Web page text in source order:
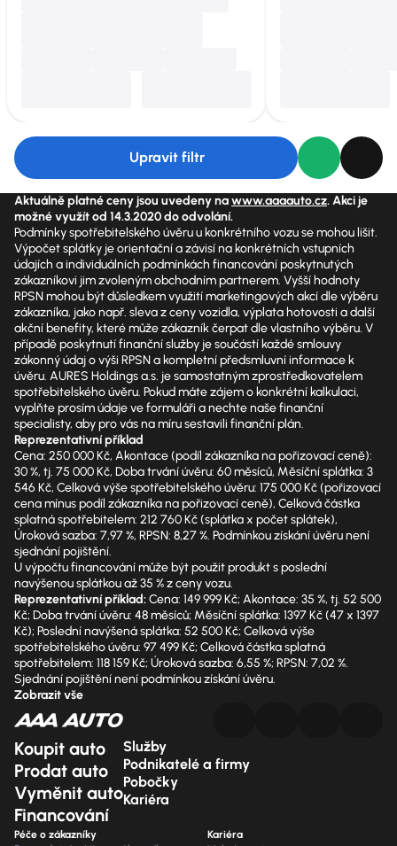
Upravit filtr
Aktuálně platné ceny jsou uvedeny nawww.aaaauto.cz. Akci je
možné využít od 14.3.2020 do odvolání.
Podmínky spotřebitelského úvěru u konkrétního vozu se mohou lišit.
Výpočet splátky je orientační a závisí na konkrétních vstupních
údajích a individuálních podmínkách financování poskytnutých
zákazníkovi jim zvoleným obchodním partnerem. Vyšší hodnoty
RPSN mohou být důsledkem využití marketingových akcí dle výběru
zákazníka, jako např. sleva z ceny vozidla, výplata hotovosti a další
akční benefity, které může zákazník čerpat dle vlastního výběru. V
případě poskytnutí finanční služby je součástí každé smlouvy
zákonný údaj o výši RPSN a kompletní předsmluvní informace k
úvěru. AURES Holdings a.s. je samostatným zprostředkovatelem
spotřebitelského úvěru. Pokud máte zájem o konkrétní kalkulaci,
vyplňte prosím údaje ve formuláři a nechte naše finanční
specialisty, aby pro vás na míru sestavili finanční plán.
Reprezentativní příklad
Cena: 250 000 Kč, Akontace (podíl zákazníka na pořizovací ceně):
30 %, tj. 75 000 Kč, Doba trvání úvěru: 60 měsíců, Měsíční splátka: 3
546 Kč, Celková výše spotřebitelského úvěru: 175 000 Kč (pořizovací
cena mínus podíl zákazníka na pořizovací ceně), Celková částka
splatná spotřebitelem: 212 760 Kč (splátka x počet splátek),
Úroková sazba: 7,97 %, RPSN: 8,27 %. Podmínkou získání úvěru není
sjednání pojištění.
U výpočtu financování může být použit produkt s poslední
navýšenou splátkou až 35 % z ceny vozu.
Reprezentativní příklad:Cena: 149 999 Kč; Akontace: 35 %, tj. 52 500
Kč; Doba trvání úvěru: 48 měsíců; Měsíční splátka: 1397 Kč (47 x 1397
Kč); Poslední navýšená splátka: 52 500 Kč; Celková výše
spotřebitelského úvěru: 97 499 Kč; Celková částka splatná
spotřebitelem: 118 159 Kč; Úroková sazba: 6,55 %; RPSN: 7,02 %.
Sjednání pojištění není podmínkou získání úvěru.
Zobrazit vše
Koupit auto
Prodat auto
Vyměnit auto
Financování
Služby
Podnikatelé a firmy
Pobočky
Kariéra
Péče o zákazníky Kariéra